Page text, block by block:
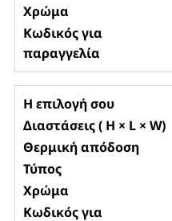
Χρώμα
Κωδικός για
παραγγελία
Η επιλογή σου
Διαστάσεις ( H × L × W)
Θερμική απόδοση
Τύπος
Χρώμα
Κωδικός για